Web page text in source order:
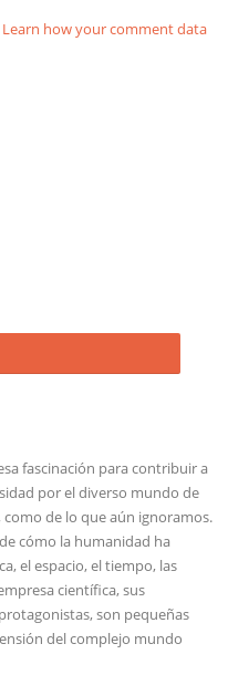
Learn how your comment data
fascinación para contribuir a
por el diverso mundo de
de lo que aún ignoramos.
cómo la humanidad ha
el espacio, el tiempo, las
científica, sus
son pequeñas
del complejo mundo